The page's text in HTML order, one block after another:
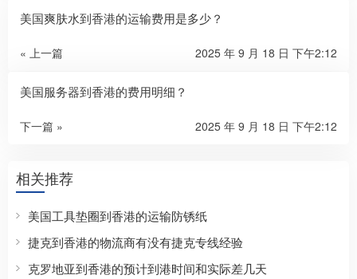
美国爽肤水到香港的运输费用是多少？
« 上一篇 2025 年 9 月 18 日 下午2:12
美国服务器到香港的费用明细？
下一篇 » 2025 年 9 月 18 日 下午2:12
相关推荐
美国工具垫圈到香港的运输防锈纸
捷克到香港的物流商有没有捷克专线经验
克罗地亚到香港的预计到港时间和实际差几天